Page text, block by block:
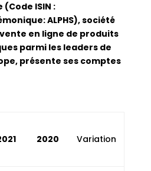
ISIN :
ALPHS), société
en ligne de produits
parmi les leaders de
présente ses comptes
2020 Variation